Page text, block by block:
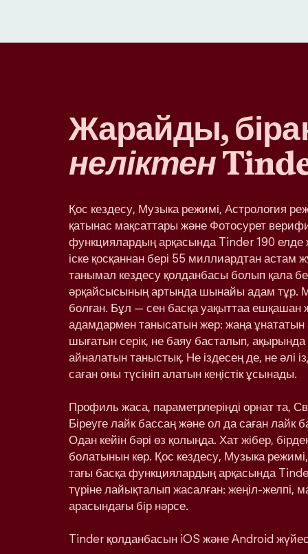
Жарайды,
неліктен
Қос кездесу, Музыка режимі, Астрология
қатынас мақсаттары және Фотосурет
функциялардың арқасында Tinder 190 елде
іске қосқаннан бері 55 миллиардтан астам
танымал кездесу қолданбасы болып қала
әрқайсысының артында шынайы адам тұр.
болған. Бұл — сен басқа уақыттаа ешқашан
адамдармен танысатын жер: жаңа ұнататын
шығатын серік, не баяу басталып,
айналатын таныстық. Не іздесең де, не әлі
саған оны түсініп алатын кеңістік ұсынады.
Профиль жаса, параметрлеріңді орнат та,
Біреуге лайк бассаң және ол да саған лайк
Одан кейін бәрі өз қолыңда. Хат жібер,
болатынын көр. Қос кездесу, Музыка
тағы басқа функциялардың арқасында
түріне лайықталып жасалған: жеңіл-желпі,
арасындағы бір нәрсе.
Tinder қолданбасын iOS және Android